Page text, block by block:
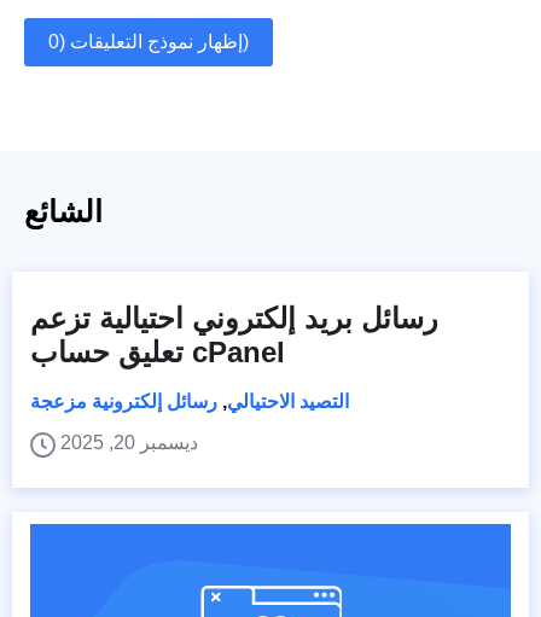
إظهار نموذج التعليقات (0)
الشائع
رسائل بريد إلكتروني احتيالية تزعم
تعليق حساب cPanel
التصيد الاحتيالي, رسائل إلكترونية مزعجة
ديسمبر 20, 2025